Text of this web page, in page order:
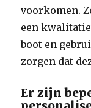
voorkomen.
een
boot en
zorgen dat
Er zijn